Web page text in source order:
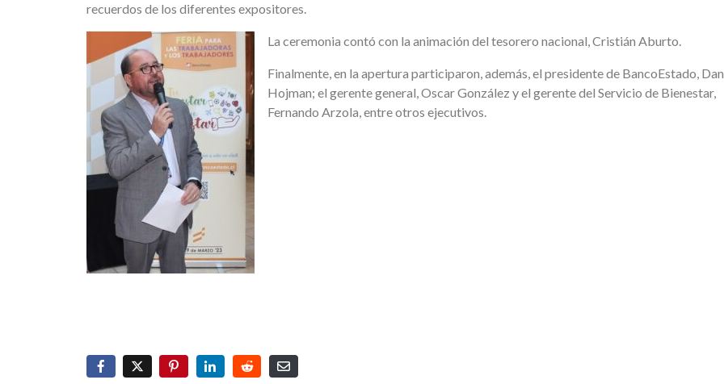
recuerdos de los diferentes expositores.
La ceremonia contó con la animación del tesorero nacional, Cristián Aburto.
Finalmente, en la apertura participaron, además, el presidente de BancoEstado,
Hojman; el gerente general, Oscar González y el gerente del Servicio de Bienestar,
Fernando Arzola, entre otros ejecutivos.